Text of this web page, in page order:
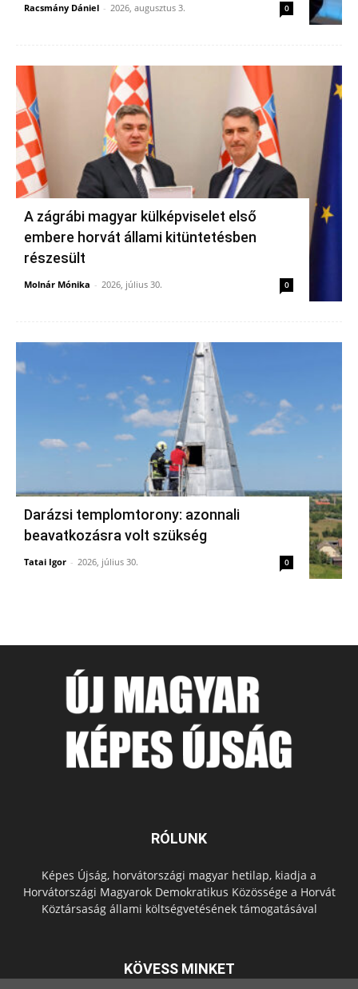
Racsmány Dániel - 2026, augusztus 3. 0
A zágrábi magyar külképviselet első
embere horvát állami kitüntetésben
részesült
Molnár Mónika - 2026, július 30. 0
Darázsi templomtorony: azonnali
beavatkozásra volt szükség
Tatai Igor - 2026, július 30. 0
RÓLUNK
Képes Újság, horvátországi magyar hetilap, kiadja a
Horvátországi Magyarok Demokratikus Közössége a Horvát
Köztársaság állami költségvetésének támogatásával
KÖVESS MINKET